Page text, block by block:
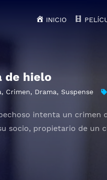
INICIO
de hielo
, Crimen, Drama, Suspense
intenta un crimen
socio, propietario de un